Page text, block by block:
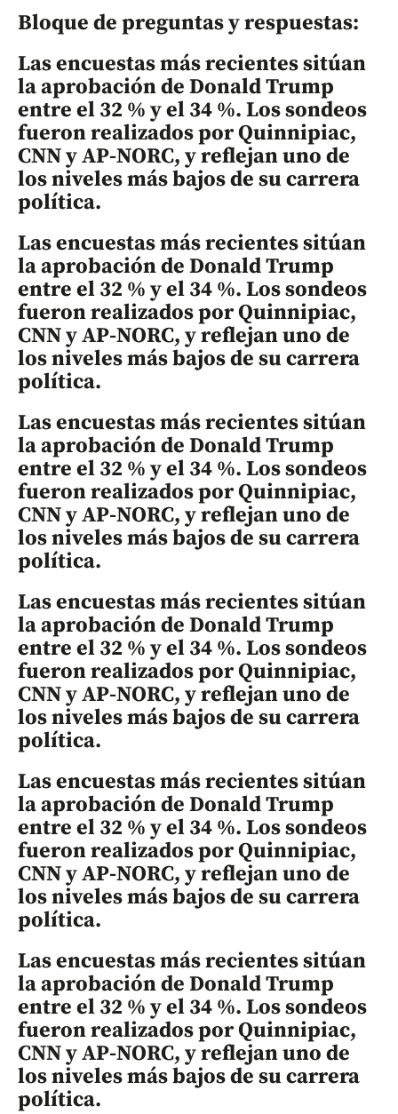
Bloque de preguntas y respuestas:
Las encuestas más recientes sitúan
la aprobación de Donald Trump
entre el 32 % y el 34 %. Los sondeos
fueron realizados por Quinnipiac,
CNN y AP-NORC, y reflejan uno de
los niveles más bajos de su carrera
política.
Las encuestas más recientes sitúan
la aprobación de Donald Trump
entre el 32 % y el 34 %. Los sondeos
fueron realizados por Quinnipiac,
CNN y AP-NORC, y reflejan uno de
los niveles más bajos de su carrera
política.
Las encuestas más recientes sitúan
la aprobación de Donald Trump
entre el 32 % y el 34 %. Los sondeos
fueron realizados por Quinnipiac,
CNN y AP-NORC, y reflejan uno de
los niveles más bajos de su carrera
política.
Las encuestas más recientes sitúan
la aprobación de Donald Trump
entre el 32 % y el 34 %. Los sondeos
fueron realizados por Quinnipiac,
CNN y AP-NORC, y reflejan uno de
los niveles más bajos de su carrera
política.
Las encuestas más recientes sitúan
la aprobación de Donald Trump
entre el 32 % y el 34 %. Los sondeos
fueron realizados por Quinnipiac,
CNN y AP-NORC, y reflejan uno de
los niveles más bajos de su carrera
política.
Las encuestas más recientes sitúan
la aprobación de Donald Trump
entre el 32 % y el 34 %. Los sondeos
fueron realizados por Quinnipiac,
CNN y AP-NORC, y reflejan uno de
los niveles más bajos de su carrera
política.